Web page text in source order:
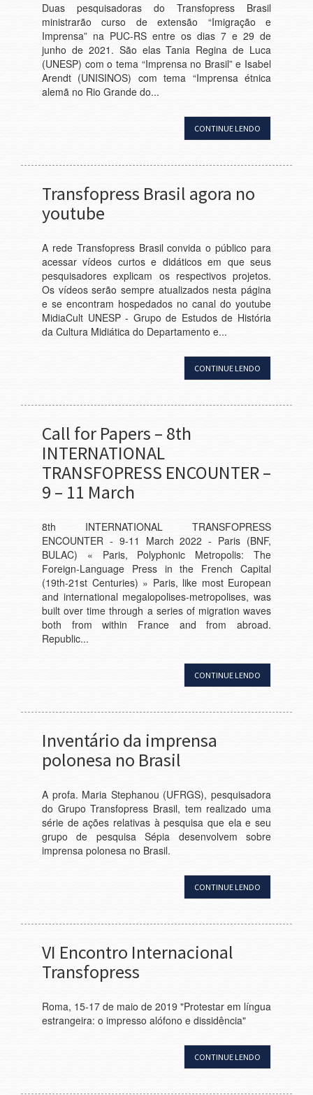
Duas pesquisadoras do Transfopress Brasil
ministrarão curso de extensão “Imigração e
Imprensa” na PUC-RS entre os dias 7 e 29 de
junho de 2021. São elas Tania Regina de Luca
(UNESP) com o tema “Imprensa no Brasil” e Isabel
Arendt (UNISINOS) com tema “Imprensa étnica
alemã no Rio Grande do...
CONTINUE LENDO
Transfopress Brasil agora no
youtube
A rede Transfopress Brasil convida o público para
acessar vídeos curtos e didáticos em que seus
pesquisadores explicam os respectivos projetos.
Os vídeos serão sempre atualizados nesta página
e se encontram hospedados no canal do youtube
MidiaCult UNESP - Grupo de Estudos de História
da Cultura Midiática do Departamento e...
CONTINUE LENDO
Call for Papers – 8th
INTERNATIONAL
TRANSFOPRESS ENCOUNTER –
9 – 11 March
8th INTERNATIONAL TRANSFOPRESS
ENCOUNTER - 9-11 March 2022 - Paris (BNF,
BULAC) « Paris, Polyphonic Metropolis: The
Foreign-Language Press in the French Capital
(19th-21st Centuries) » Paris, like most European
and international megalopolises-metropolises, was
built over time through a series of migration waves
both from within France and from abroad.
Republic...
CONTINUE LENDO
Inventário da imprensa
polonesa no Brasil
A profa. Maria Stephanou (UFRGS), pesquisadora
do Grupo Transfopress Brasil, tem realizado uma
série de ações relativas à pesquisa que ela e seu
grupo de pesquisa Sépia desenvolvem sobre
imprensa polonesa no Brasil.
CONTINUE LENDO
VI Encontro Internacional
Transfopress
Roma, 15-17 de maio de 2019 "Protestar em língua
estrangeira: o impresso alófono e dissidência"
CONTINUE LENDO